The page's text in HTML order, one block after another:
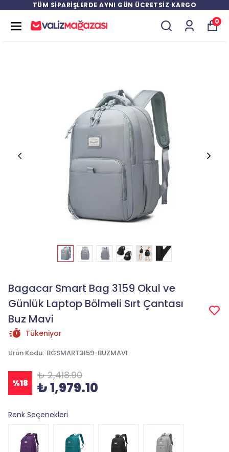
TÜM SİPARİŞLERDE AYNI GÜN ÜCRETSİZ KARGO
0
Bagacar Smart Bag 3159 Okul ve
Günlük Laptop Bölmeli Sırt Çantası
Buz Mavi
Tükeniyor
Ürün Kodu: BGSMART3159-BUZMAVI
%18
₺ 2,418.90
₺ 1,979.10
Renk Seçenekleri